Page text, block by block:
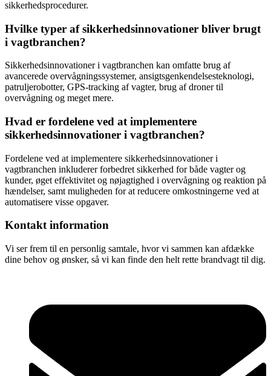
sikkerhedsprocedurer.
Hvilke typer af sikkerhedsinnovationer bliver brugt
i vagtbranchen?
Sikkerhedsinnovationer i vagtbranchen kan omfatte brug af
avancerede overvågningssystemer, ansigtsgenkendelsesteknologi,
patruljerobotter, GPS-tracking af vagter, brug af droner til
overvågning og meget mere.
Hvad er fordelene ved at implementere
sikkerhedsinnovationer i vagtbranchen?
Fordelene ved at implementere sikkerhedsinnovationer i
vagtbranchen inkluderer forbedret sikkerhed for både vagter og
kunder, øget effektivitet og nøjagtighed i overvågning og reaktion på
hændelser, samt muligheden for at reducere omkostningerne ved at
automatisere visse opgaver.
Kontakt information
Vi ser frem til en personlig samtale, hvor vi sammen kan afdække
dine behov og ønsker, så vi kan finde den helt rette brandvagt til dig.